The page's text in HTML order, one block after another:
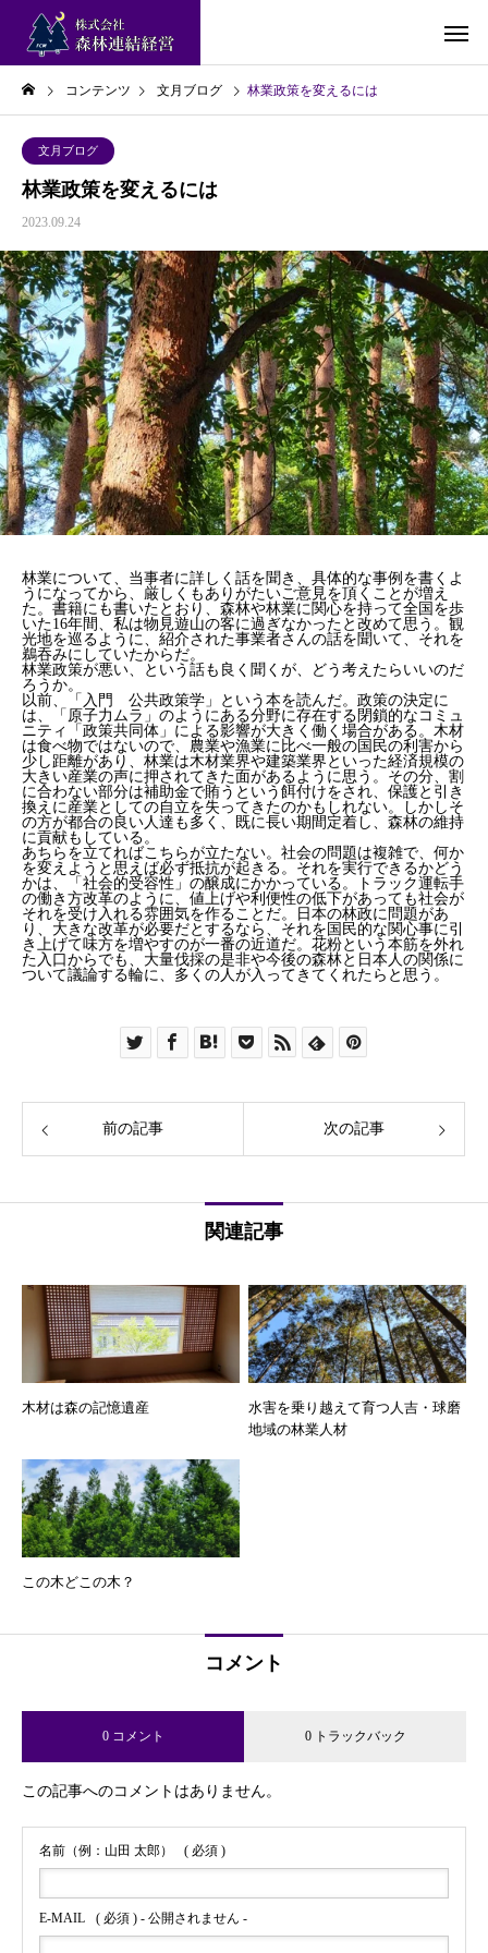
コンテンツ 文月ブログ 林業政策を変えるには
文月ブログ
林業政策を変えるには
2023.09.24
林業について、当事者に詳しく話を聞き、具体的な事例を書くよ
うになってから、厳しくもありがたいご意見を頂くことが増え
た。書籍にも書いたとおり、森林や林業に関心を持って全国を歩
いた16年間、私は物見遊山の客に過ぎなかったと改めて思う。観
光地を巡るように、紹介された事業者さんの話を聞いて、それを
鵜吞みにしていたからだ。
林業政策が悪い、という話も良く聞くが、どう考えたらいいのだ
ろうか。
以前、「入門 公共政策学」という本を読んだ。政策の決定に
は、「原子力ムラ」のようにある分野に存在する閉鎖的なコミュ
ニティ「政策共同体」による影響が大きく働く場合がある。木材
は食べ物ではないので、農業や漁業に比べ一般の国民の利害から
少し距離があり、林業は木材業界や建築業界といった経済規模の
大きい産業の声に押されてきた面があるように思う。その分、割
に合わない部分は補助金で賄うという餌付けをされ、保護と引き
換えに産業としての自立を失ってきたのかもしれない。しかしそ
の方が都合の良い人達も多く、既に長い期間定着し、森林の維持
に貢献もしている。
あちらを立てればこちらが立たない。社会の問題は複雑で、何か
を変えようと思えば必ず抵抗が起きる。それを実行できるかどう
かは、「社会的受容性」の醸成にかかっている。トラック運転手
の働き方改革のように、値上げや利便性の低下があっても社会が
それを受け入れる雰囲気を作ることだ。日本の林政に問題があ
り、大きな改革が必要だとするなら、それを国民的な関心事に引
き上げて味方を増やすのが一番の近道だ。花粉という本筋を外れ
た入口からでも、大量伐採の是非や今後の森林と日本人の関係に
ついて議論する輪に、多くの人が入ってきてくれたらと思う。
前の記事 次の記事
関連記事
木材は森の記憶遺産
水害を乗り越えて育つ人吉・球磨
地域の林業人材
この木どこの木？
コメント
0 コメント 0 トラックバック
この記事へのコメントはありません。
名前（例：山田 太郎） ( 必須 )
E-MAIL ( 必須 ) - 公開されません -